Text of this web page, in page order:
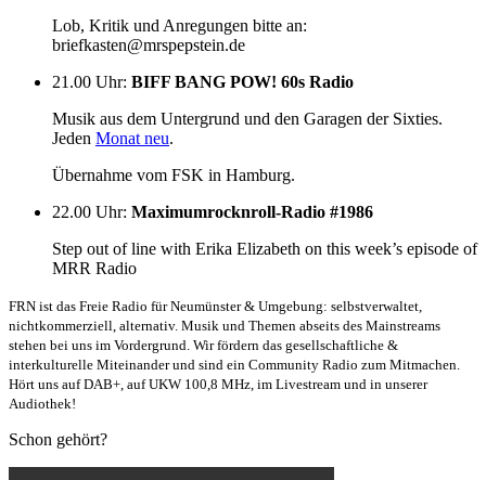
Lob, Kritik und Anregungen bitte an:
briefkasten@mrspepstein.de
21.00 Uhr: BIFF BANG POW! 60s Radio
Musik aus dem Untergrund und den Garagen der Sixties.
Jeden Monat neu.
Übernahme vom FSK in Hamburg.
22.00 Uhr: Maximumrocknroll-Radio #1986
Step out of line with Erika Elizabeth on this week’s episode of
MRR Radio
FRN ist das Freie Radio für Neumünster & Umgebung: selbstverwaltet,
nichtkommerziell, alternativ. Musik und Themen abseits des Mainstreams
stehen bei uns im Vordergrund. Wir fördern das gesellschaftliche &
interkulturelle Miteinander und sind ein Community Radio zum Mitmachen.
Hört uns auf DAB+, auf UKW 100,8 MHz, im Livestream und in unserer
Audiothek!
Schon gehört?